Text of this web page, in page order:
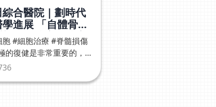
綜合醫院 | 劃時代
進展 「自體骨髓
幹細胞治療」治療
損傷 陳子勇院長為
入淺出詳細解說
#細胞治療 #脊髓損傷
的復健是非常重要的，如
配細胞治療，很多的完全
診治權威陳子勇院長有萬